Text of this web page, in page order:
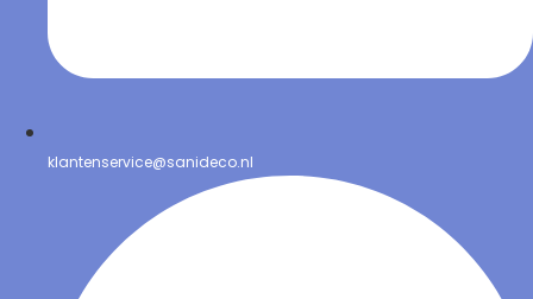
klantenservice@sanideco.nl